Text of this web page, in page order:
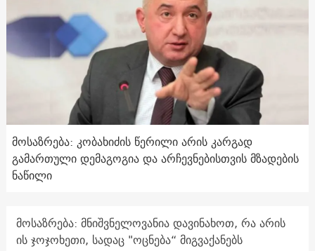
მოსაზრება: კობახიძის წერილი არის კარგად
გამართული დემაგოგია და არჩევნებისთვის მზადების
ნაწილი
მოსაზრება: მნიშვნელოვანია დავინახოთ, რა არის
ის ჯოჯოხეთი, სადაც "ოცნება“ მიგვაქანებს